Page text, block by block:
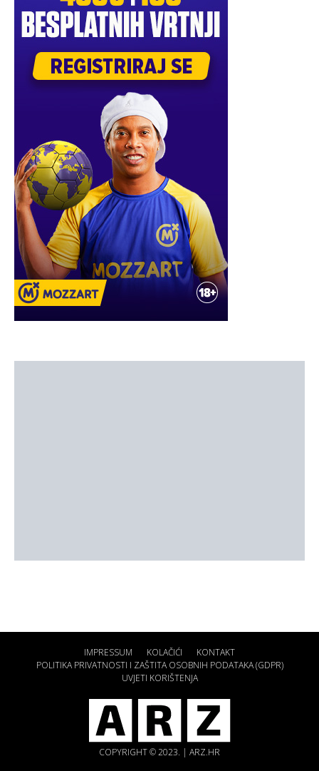
IMPRESSUM KOLAČIĆI
KONTAKT
POLITIKA PRIVATNOSTI I ZAŠTITA OSOBNIH PODATAKA (GDPR)
UVJETI KORIŠTENJA
COPYRIGHT © 2023. | ARZ.HR